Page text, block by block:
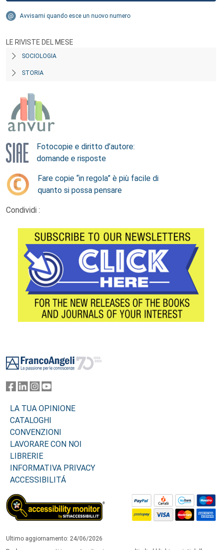
Avvisami quando esce un nuovo numero
LE RIVISTE DEL MESE
SOCIOLOGIA
STORIA
Fotocopie e diritto d’autore:
domande e risposte
Fare copie “in regola” è più facile di
quanto si possa pensare
Condividi :
LA TUA OPINIONE
CATALOGHI
CONVENZIONI
LAVORARE CON NOI
LIBRERIE
INFORMATIVA PRIVACY
ACCESSIBILITÁ
Ultimo aggiornamento: 24/06/2026